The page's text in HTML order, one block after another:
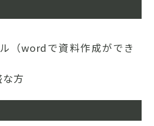
（wordで資料作成ができ
な方